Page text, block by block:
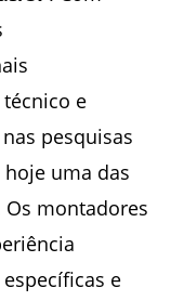
e
pesquisas
uma das
montadores
e